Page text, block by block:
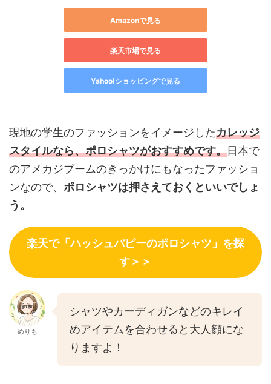
Amazonで見る
楽天市場で見る
Yahoo!ショッピングで見る
現地の学生のファッションをイメージしたカレッジ
スタイルなら、ポロシャツがおすすめです。日本で
のアメカジブームのきっかけにもなったファッショ
ンなので、 ポロシャツは押さえておくといいでしょ
う。
楽天で「ハッシュパピーのポロシャツ」を探
す＞＞
めりも
シャツやカーディガンなどのキレイ
めアイテムを合わせると大人顔にな
りますよ！